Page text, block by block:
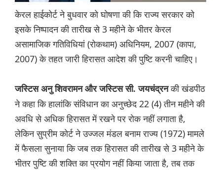
केरल हाईकोर्ट ने बुधवार को घोषणा की कि राज्य सरकार को
इसके निष्पादन की तारीख से 3 महीने के भीतर केरल
असामाजिक गतिविधियां (रोकथाम) अधिनियम, 2007 (कापा,
2007) के तहत जारी हिरासत आदेश की पुष्टि करनी चाहिए।
जस्टिस अनु शिवरामन और जस्टिस सी. जयचंद्रनकी खंडपीठ
ने कहा कि हालांकि संविधान का अनुच्छेद 22 (4) तीन महीने की
अवधि से अधिक हिरासत में रखने पर रोक नहीं लगाता है,
लेकिन सुप्रीम कोर्ट ने उज्जल मंडल बनाम राज्य (1972) मामले
में फैसला सुनाया कि जब तक हिरासत की तारीख से 3 महीने के
भीतर पुष्टि की शक्ति का प्रयोग नहीं किया जाता है, तब तक